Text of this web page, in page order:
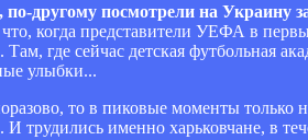
другому посмотрели на Украину
когда представители УЕФА в
где сейчас детская футбольная
улыбки...
то в пиковые моменты только
И трудились именно харьковчане, в